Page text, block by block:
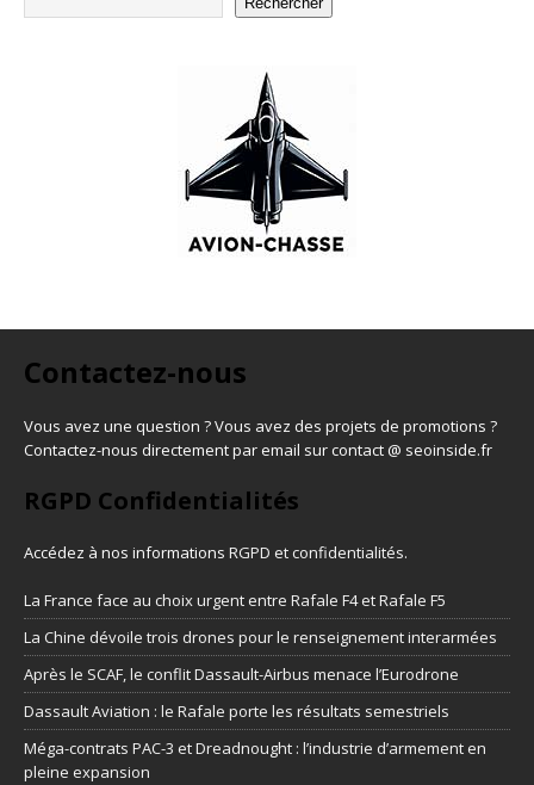
Contactez-nous
Vous avez une question ? Vous avez des projets de promotions ?
Contactez-nous directement par email sur contact @ seoinside.fr
RGPD Confidentialités
Accédez à nos informations RGPD et confidentialités.
La France face au choix urgent entre Rafale F4 et Rafale F5
La Chine dévoile trois drones pour le renseignement interarmées
Après le SCAF, le conflit Dassault-Airbus menace l’Eurodrone
Dassault Aviation : le Rafale porte les résultats semestriels
Méga-contrats PAC-3 et Dreadnought : l’industrie d’armement en
pleine expansion